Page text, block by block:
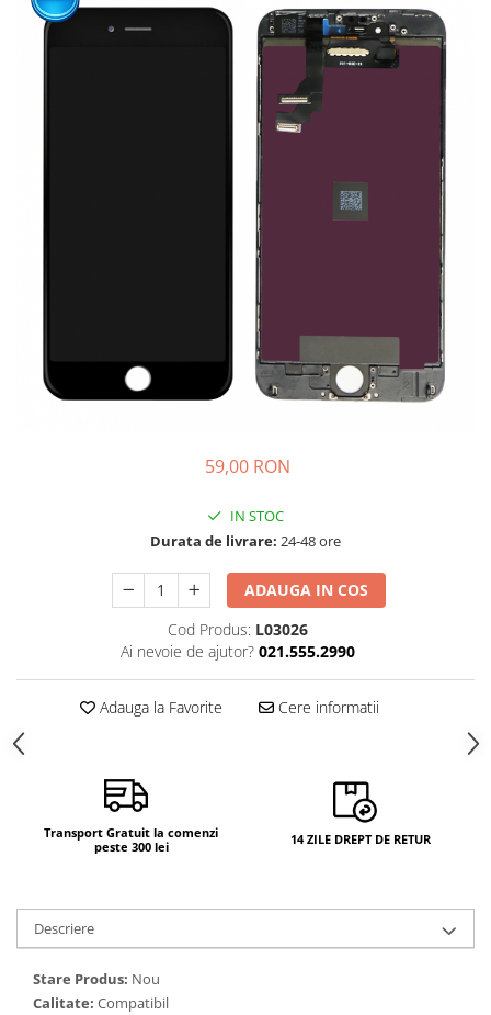
59,00 RON
IN STOC
Durata de livrare: 24-48 ore
ADAUGA IN COS
Cod Produs: L03026
Ai nevoie de ajutor? 021.555.2990
Adauga la Favorite Cere informatii
Transport Gratuit la comenzi
peste 300 lei
14 ZILE DREPT DE RETUR
Descriere
Stare Produs: Nou
Calitate: Compatibil